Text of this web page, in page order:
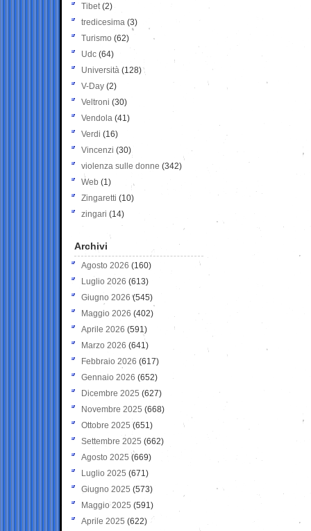
Tibet(2)
tredicesima (3)
Turismo (62)
Udc (64)
Università (128)
V-Day (2)
Veltroni (30)
Vendola (41)
Verdi (16)
Vincenzi (30)
violenza sulle donne (342)
Web (1)
Zingaretti (10)
zingari (14)
Archivi
Agosto 2026 (160)
Luglio 2026 (613)
Giugno 2026 (545)
Maggio 2026 (402)
Aprile 2026 (591)
Marzo 2026 (641)
Febbraio 2026 (617)
Gennaio 2026 (652)
Dicembre 2025 (627)
Novembre 2025 (668)
Ottobre 2025 (651)
Settembre 2025 (662)
Agosto 2025 (669)
Luglio 2025 (671)
Giugno 2025 (573)
Maggio 2025 (591)
Aprile 2025 (622)